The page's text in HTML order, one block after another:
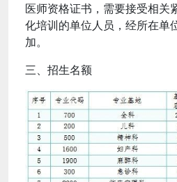
医师资格证书，需要接受相关
化培训的单位人员，经所在单
加。
三、招生名额